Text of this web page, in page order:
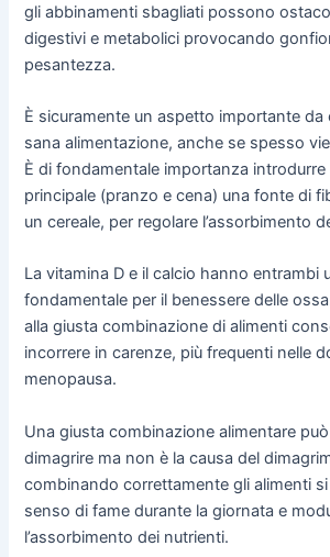
gli abbinamenti sbagliati possono
digestivi e metabolici provocando
pesantezza.
È sicuramente un aspetto importante da
sana alimentazione, anche se spesso
È di fondamentale importanza
principale (pranzo e cena) una fonte di
un cereale, per regolare l’assorbimento
La vitamina D e il calcio hanno entrambi
fondamentale per il benessere delle
alla giusta combinazione di alimenti
incorrere in carenze, più frequenti nelle
menopausa.
Una giusta combinazione alimentare
dimagrire ma non è la causa del
combinando correttamente gli alimenti
senso di fame durante la giornata e
l’assorbimento dei nutrienti.